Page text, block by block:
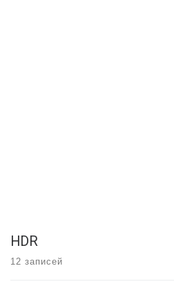
HDR
12 записей